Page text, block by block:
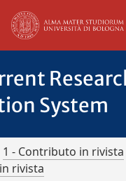
System
1 - Contributo in rivista
rivista